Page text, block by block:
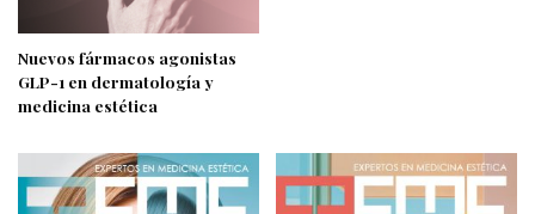
Nuevos fármacos agonistas
GLP-1 en dermatología y
medicina estética